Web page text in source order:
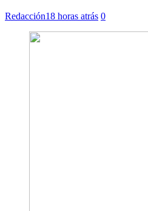
Redacción18 horas atrás 0